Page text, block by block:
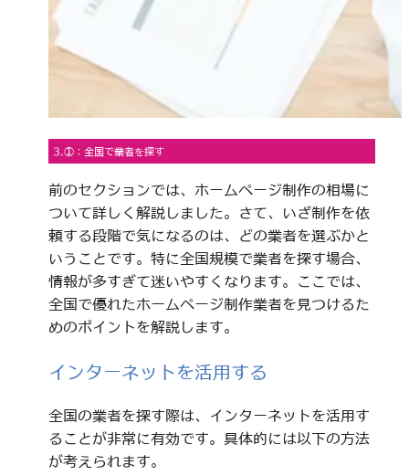
3.①：全国で業者を探す
前のセクションでは、ホームページ制作の相場に
ついて詳しく解説しました。さて、いざ制作を依
頼する段階で気になるのは、どの業者を選ぶかと
いうことです。特に全国規模で業者を探す場合、
情報が多すぎて迷いやすくなります。ここでは、
全国で優れたホームページ制作業者を見つけるた
めのポイントを解説します。
インターネットを活用する
全国の業者を探す際は、インターネットを活用す
ることが非常に有効です。具体的には以下の方法
が考えられます。